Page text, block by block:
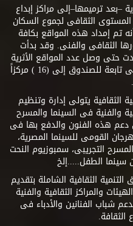
–بعد ترميمها–إلى مراكز إبداع
الثقافى لجموع السكان
تم إمداد هذه المواقع بكافة
الثقافى والفنى. وقد بدأت
وامتدت حتى وصل عدد المواقع الأثرية
التى تم تحويلها إلى مراكز إبداع فنى تابعة للصندوق إلى (16 ) مركزاً
الثقافية يتولى إدارة وتنظيم
والفنية فى السينما والمسرح
دعم هذه الفنون والدفع بها فى
القومى للسينما المصرية،
التجريبى، سمبوزيوم النحت
سينما الطفل.....إلخ
الثقافية الشاملة بتقديم
والمراكز الثقافية والفنية
شباب الفنانين والأدباء فى